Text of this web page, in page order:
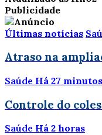
Publicidade
Últimas notícias
Atraso na
Saúde Há 27 minutos
Controle do
Saúde Há 2 horas